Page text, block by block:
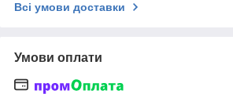
Всі умови доставки
Умови оплати